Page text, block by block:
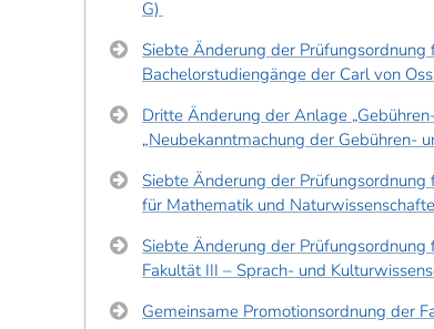
G)
Siebte Änderung der
Bachelorstudiengänge der Carl von
Dritte Änderung der Anlage
„Neubekanntmachung der Gebühren-
Siebte Änderung der
für Mathematik und
Siebte Änderung der
Fakultät III – Sprach- und
Gemeinsame Promotionsordnung der